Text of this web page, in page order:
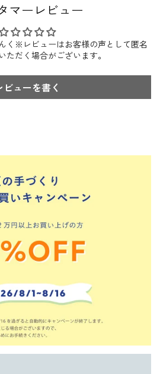
マーレビュー
く※レビューはお客様の声として匿名
ただく場合がございます。
ビューを書く